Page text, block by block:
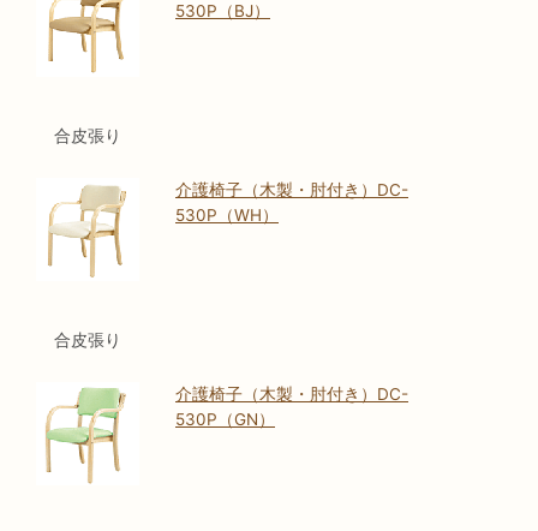
合皮張り
530P（BJ）
合皮張り
介護椅子（木製・肘付き）DC-
530P（WH）
介護椅子（木製・肘付き）DC-
530P（GN）